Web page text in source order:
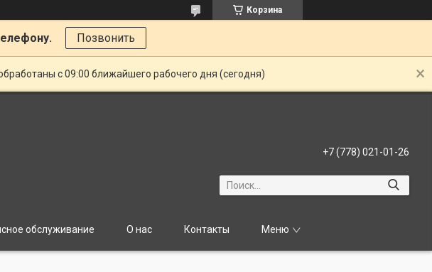
Корзина
Позвонить
с 09:00 ближайшего рабочего дня (сегодня)
+7 (778) 021-01-26
обслуживание О нас Контакты Меню